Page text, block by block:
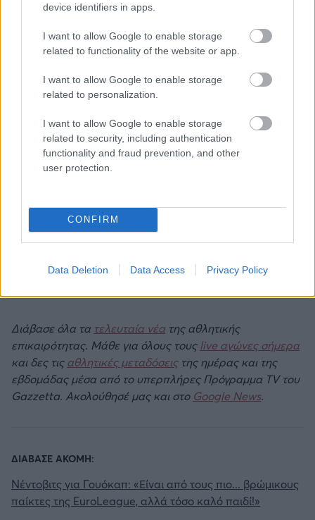
device identifiers in apps.
I want to allow Google to enable storage
related to functionality of the website or app.
I want to allow Google to enable storage
related to personalization.
I want to allow Google to enable storage
related to security, including authentication
functionality and fraud prevention, and other
user protection.
CONFIRM
Data Deletion Data Access Privacy Policy
Διάβασε όλα τα τελευταία νέα της αθλητικής
επικαιρότητας. Μάθε για όλους τους live αγώνες σήμερα
και δες τιςαθλητικές μεταδόσειςτης ημέρας και της
εβδομάδας μέσα από το υπερπλήρες Πρόγραμμα TV του
Gazzetta. Ακολούθησέ μας και στο Google News.
ΔΙΑΒΑΣΕ ΑΚΟΜΗ:
Νέντοβιτς για Γουόκαπ: «Είναι από τους πιο... βρώμικους
παίκτες της EuroLeague, αλλά τόσο καλό παιδί!»